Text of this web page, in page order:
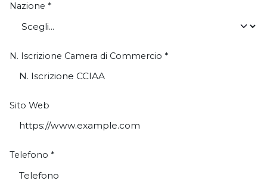
Nazione *
N. Iscrizione Camera di Commercio *
Sito Web
Telefono *